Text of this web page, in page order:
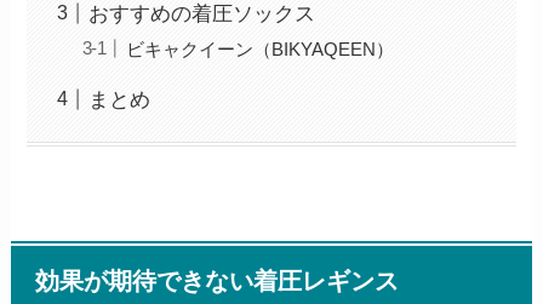
おすすめの着圧ソックス
ビキャクイーン（BIKYAQEEN）
まとめ
効果が期待できない着圧レギンス